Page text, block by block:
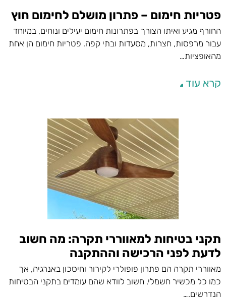
פטריות חימום – פתרון מושלם לחימום חוץ
החורף מגיע ואיתו הצורך בפתרונות חימום יעילים ונוחים, במיוחד
עבור מרפסות, חצרות, מסעדות ובתי קפה. פטריות חימום הן אחת
מהאופציות…
קרא עוד
תקני בטיחות למאווררי תקרה: מה חשוב
לדעת לפני הרכישה וההתקנה
מאווררי תקרה הם פתרון פופולרי לקירור וחיסכון באנרגיה, אך
כמו כל מכשיר חשמלי, חשוב לוודא שהם עומדים בתקני הבטיחות
הנדרשים.…